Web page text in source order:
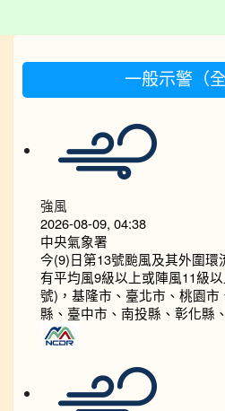
一般示警（全
強風
2026-08-09, 04:38
中央氣象署
今(9)日第13號颱風及其外圍
有平均風9級以上或陣風11級
號)，基隆市、臺北市、桃園
縣、臺中市、南投縣、彰化縣